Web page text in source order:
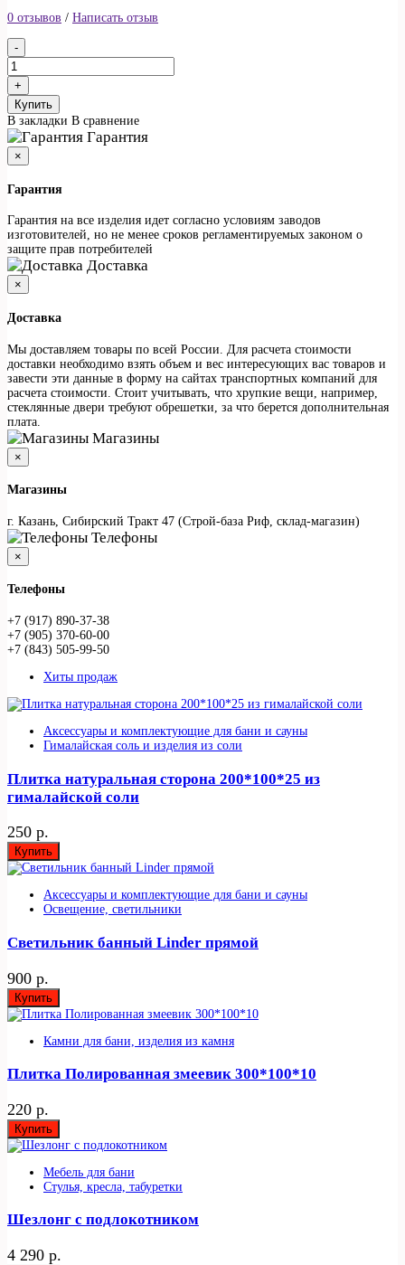
0 отзывов / Написать отзыв
Купить
В закладки В сравнение
Гарантия
×
Гарантия
Гарантия на все изделия идет согласно условиям заводов
изготовителей, но не менее сроков регламентируемых законом о
защите прав потребителей
Доставка
×
Доставка
Мы доставляем товары по всей России. Для расчета стоимости
доставки необходимо взять объем и вес интересующих вас товаров и
завести эти данные в форму на сайтах транспортных компаний для
расчета стоимости. Стоит учитывать, что хрупкие вещи, например,
стеклянные двери требуют обрешетки, за что берется дополнительная
плата.
Магазины
×
Магазины
г. Казань, Сибирский Тракт 47 (Строй-база Риф, склад-магазин)
Телефоны
×
Телефоны
+7 (917) 890-37-38
+7 (905) 370-60-00
+7 (843) 505-99-50
Хиты продаж
Аксессуары и комплектующие для бани и сауны
Гималайская соль и изделия из соли
Плитка натуральная сторона 200*100*25 из
гималайской соли
250 р.
Купить
Аксессуары и комплектующие для бани и сауны
Освещение, светильники
Светильник банный Linder прямой
900 р.
Купить
Камни для бани, изделия из камня
Плитка Полированная змеевик 300*100*10
220 р.
Купить
Мебель для бани
Стулья, кресла, табуретки
Шезлонг с подлокотником
4 290 р.